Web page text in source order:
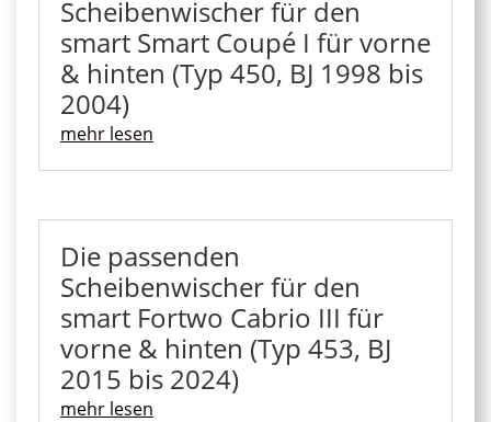
Scheibenwischer für den
smart Smart Coupé I für vorne
& hinten (Typ 450, BJ 1998 bis
2004)
mehr lesen
Die passenden
Scheibenwischer für den
smart Fortwo Cabrio III für
vorne & hinten (Typ 453, BJ
2015 bis 2024)
mehr lesen